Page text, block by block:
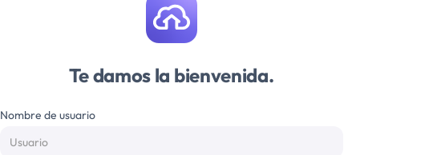
Te damos la bienvenida.
Nombre de usuario